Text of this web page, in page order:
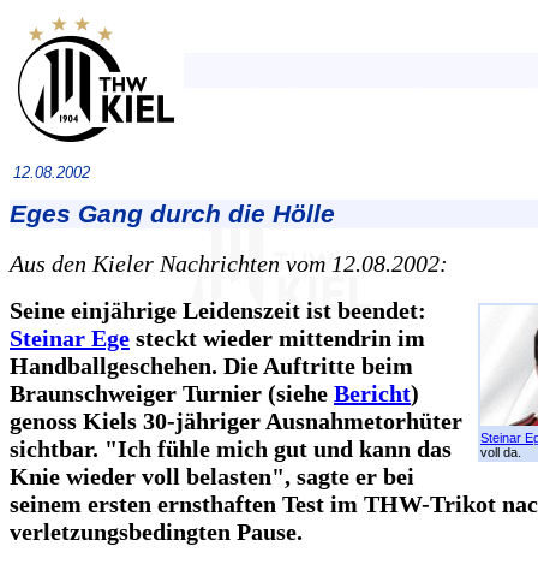
12.08.2002
Eges Gang durch die Hölle
Aus den Kieler Nachrichten vom 12.08.2002:
Steinar
voll da.
Seine einjährige Leidenszeit ist beendet:
Steinar Ege steckt wieder mittendrin im
Handballgeschehen. Die Auftritte beim
Braunschweiger Turnier (siehe Bericht)
genoss Kiels 30-jähriger Ausnahmetorhüter
sichtbar. "Ich fühle mich gut und kann das
Knie wieder voll belasten", sagte er bei
seinem ersten ernsthaften Test im THW-Trikot
verletzungsbedingten Pause.